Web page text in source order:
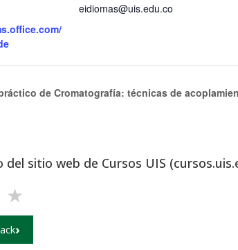
eidiomas@uis.edu.co
de Cromatografía: técnicas de
sitio web de Cursos UIS